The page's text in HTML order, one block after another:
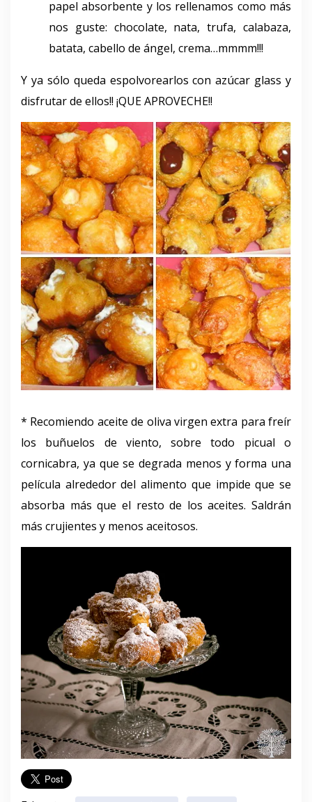
papel absorbente y los rellenamos como más
nos guste: chocolate, nata, trufa, calabaza,
batata, cabello de ángel, crema…mmmm!!!
Y ya sólo queda espolvorearlos con azúcar glass y
disfrutar de ellos!! ¡QUE APROVECHE!!
* Recomiendo aceite de oliva virgen extra para freír
los buñuelos de viento, sobre todo picual o
cornicabra, ya que se degrada menos y forma una
película alrededor del alimento que impide que se
absorba más que el resto de los aceites. Saldrán
más crujientes y menos aceitosos.